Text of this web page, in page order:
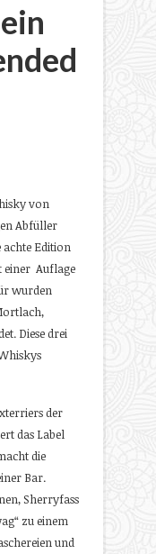
von
Abfüller
achte Edition
einer Auflage
wurden
Diese drei
der
das Label
die
Bar.
Sherryfass
zu einem
und